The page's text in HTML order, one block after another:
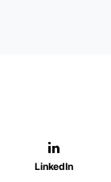
LinkedIn